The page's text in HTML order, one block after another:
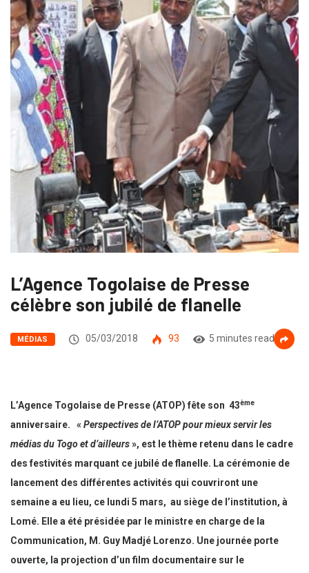
L’Agence Togolaise de Presse
célèbre son jubilé de flanelle
MÉDIAS 05/03/2018 93 5 minutes read
L’Agence Togolaise de Presse (ATOP) fête son 43ème
anniversaire. «Perspectives de l’ATOP pour mieux servir les
médias du Togo et d’ailleurs», est le thème retenu dans le cadre
des festivités marquant ce jubilé de flanelle. La cérémonie de
lancement des différentes activités qui couvriront une
semaine a eu lieu, ce lundi 5 mars, au siège de l’institution, à
Lomé. Elle a été présidée par le ministre en charge de la
Communication, M. Guy Madjé Lorenzo. Une journée porte
ouverte, la projection d’un film documentaire sur le